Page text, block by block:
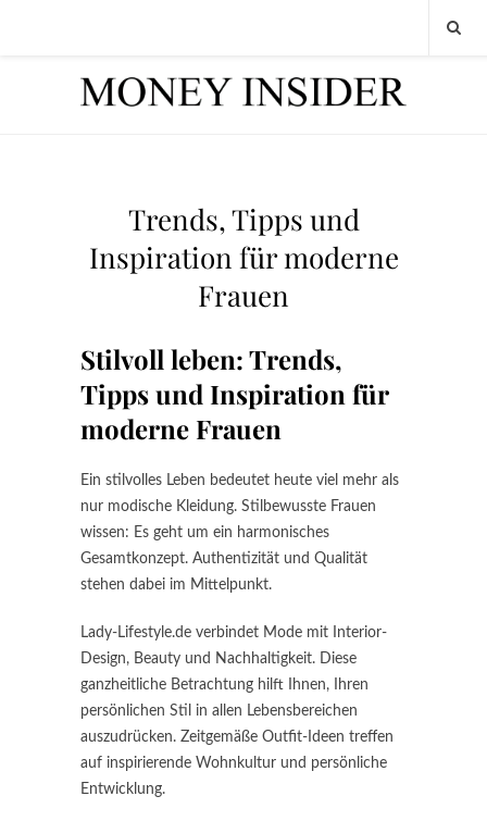
Trends, Tipps und
Inspiration für moderne
Frauen
Stilvoll leben: Trends,
Tipps und Inspiration für
moderne Frauen
Ein stilvolles Leben bedeutet heute viel mehr als
nur modische Kleidung. Stilbewusste Frauen
wissen: Es geht um ein harmonisches
Gesamtkonzept. Authentizität und Qualität
stehen dabei im Mittelpunkt.
Lady-Lifestyle.de verbindet Mode mit Interior-
Design, Beauty und Nachhaltigkeit. Diese
ganzheitliche Betrachtung hilft Ihnen, Ihren
persönlichen Stil in allen Lebensbereichen
auszudrücken. Zeitgemäße Outfit-Ideen treffen
auf inspirierende Wohnkultur und persönliche
Entwicklung.